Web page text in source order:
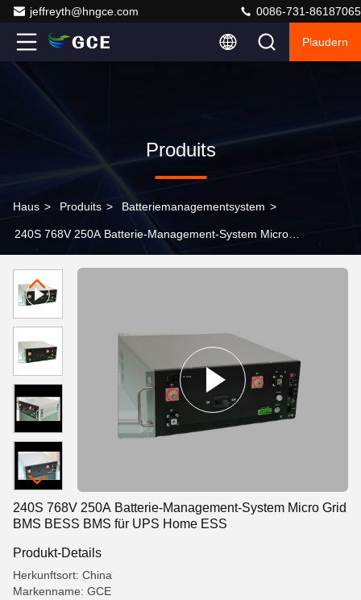
jeffreyth@hngce.com 0086-731-86187065
Plaudern
Produits
Haus > Produits > Batteriemanagementsystem >
240S 768V 250A Batterie-Management-System Micro
240S 768V 250A Batterie-Management-System Micro Grid
BMS BESS BMS für UPS Home ESS
Produkt-Details
Herkunftsort: China
Markenname: GCE